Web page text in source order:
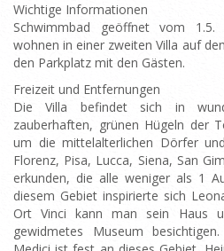
Wichtige Informationen
Schwimmbad geöffnet vom
wohnen in einer zweiten Villa auf
den Parkplatz mit den Gästen.
Freizeit und Entfernungen
Die Villa befindet sich in
zauberhaften, grünen Hügeln der
um die mittelalterlichen Dörfer
Florenz, Pisa, Lucca, Siena, San
erkunden, die alle weniger als 1
diesem Gebiet inspirierte sich
Ort Vinci kann man sein Haus
gewidmetes Museum